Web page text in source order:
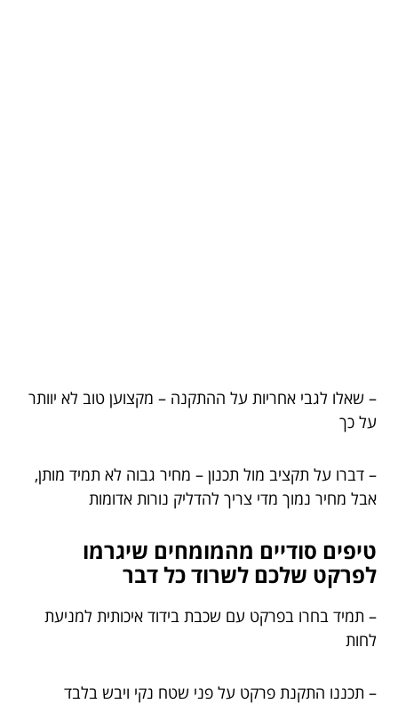
– שאלו לגבי אחריות על ההתקנה – מקצוען טוב לא יוותר
על כך
– דברו על תקציב מול תכנון – מחיר גבוה לא תמיד מותן,
אבל מחיר נמוך מדי צריך להדליק נורות אדומות
טיפים סודיים מהמומחים שיגרמו
לפרקט שלכם לשרוד כל דבר
– תמיד בחרו בפרקט עם שכבת בידוד איכותית למניעת
לחות
– תכננו התקנת פרקט על פני שטח נקי ויבש בלבד